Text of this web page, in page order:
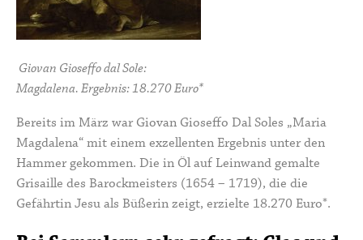
Giovan Gioseffo dal Sole:
Magdalena. Ergebnis: 18.270 Euro*
Bereits im März war Giovan Gioseffo Dal Soles „Maria
Magdalena“ mit einem exzellenten Ergebnis unter den
Hammer gekommen. Die in Öl auf Leinwand gemalte
Grisaille des Barockmeisters (1654 – 1719), die die
Gefährtin Jesu als Büßerin zeigt, erzielte 18.270 Euro*.